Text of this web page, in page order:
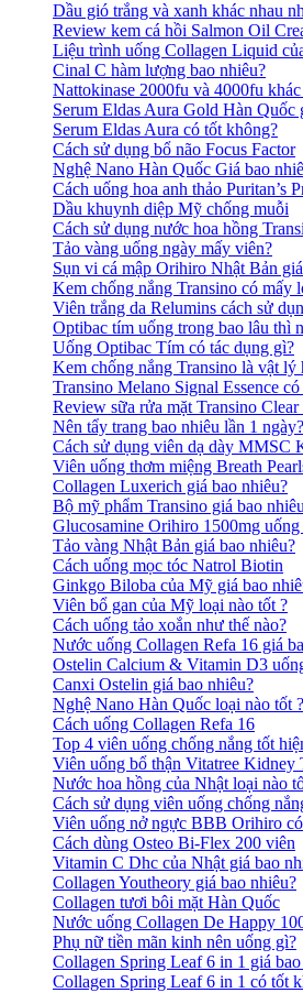
Dầu gió trắng và xanh khác nhau
Review kem cá hồi Salmon Oil
Liệu trình uống Collagen Liquid
Cinal C hàm lượng bao nhiêu?
Nattokinase 2000fu và 4000fu
Serum Eldas Aura Gold Hàn Quốc
Serum Eldas Aura có tốt không?
Cách sử dụng bổ não Focus Factor
Nghệ Nano Hàn Quốc Giá bao
Cách uống hoa anh thảo Puritan’s
Dầu khuynh diệp Mỹ chống muỗi
Cách sử dụng nước hoa hồng
Tảo vàng uống ngày mấy viên?
Sụn vi cá mập Orihiro Nhật Bản
Kem chống nắng Transino có mấy
Viên trắng da Relumins cách sử
Optibac tím uống trong bao lâu thì
Uống Optibac Tím có tác dụng gì?
Kem chống nắng Transino là vật lý
Transino Melano Signal Essence
Review sữa rửa mặt Transino Clear
Nên tẩy trang bao nhiêu lần 1 ngày?
Cách sử dụng viên dạ dày MMSC
Viên uống thơm miệng Breath
Collagen Luxerich giá bao nhiêu?
Bộ mỹ phẩm Transino giá bao
Glucosamine Orihiro 1500mg
Tảo vàng Nhật Bản giá bao nhiêu?
Cách uống mọc tóc Natrol Biotin
Ginkgo Biloba của Mỹ giá bao
Viên bổ gan của Mỹ loại nào tốt ?
Cách uống tảo xoắn như thế nào?
Nước uống Collagen Refa 16 giá
Ostelin Calcium & Vitamin D3
Canxi Ostelin giá bao nhiêu?
Nghệ Nano Hàn Quốc loại nào tốt ?
Cách uống Collagen Refa 16
Top 4 viên uống chống nắng tốt
Viên uống bổ thận Vitatree Kidney
Nước hoa hồng của Nhật loại nào
Cách sử dụng viên uống chống
Viên uống nở ngực BBB Orihiro
Cách dùng Osteo Bi-Flex 200 viên
Vitamin C Dhc của Nhật giá bao
Collagen Youtheory giá bao nhiêu?
Collagen tươi bôi mặt Hàn Quốc
Nước uống Collagen De Happy
Phụ nữ tiền mãn kinh nên uống gì?
Collagen Spring Leaf 6 in 1 giá
Collagen Spring Leaf 6 in 1 có tốt